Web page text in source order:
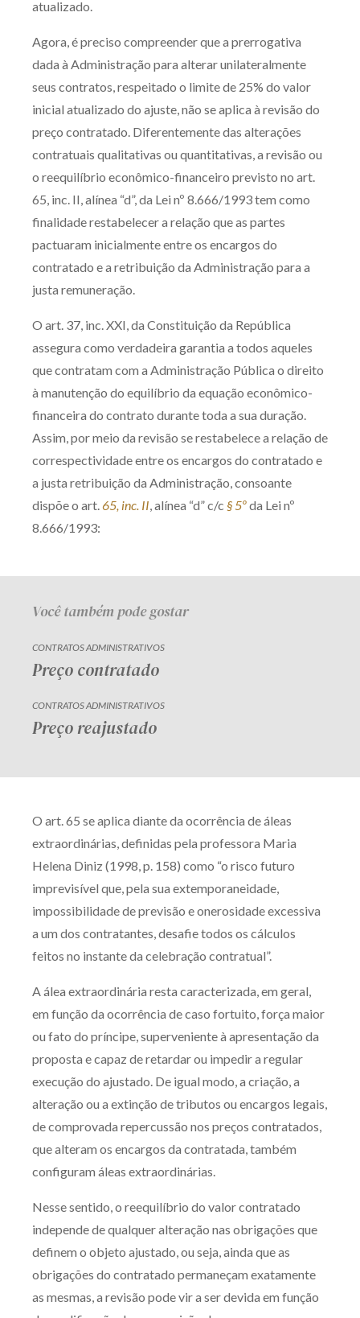
Whatsapp (41) 98881-6616
atualizado.
Agora, é preciso compreender que a prerrogativa
dada à Administração para alterar unilateralmente
seus contratos, respeitado o limite de 25% do valor
inicial atualizado do ajuste, não se aplica à revisão do
preço contratado. Diferentemente das alterações
contratuais qualitativas ou quantitativas, a revisão ou
o reequilíbrio econômico-financeiro previsto no art.
65, inc. II, alínea “d”, da Lei nº 8.666/1993 tem como
finalidade restabelecer a relação que as partes
pactuaram inicialmente entre os encargos do
contratado e a retribuição da Administração para a
justa remuneração.
O art. 37, inc. XXI, da Constituição da República
assegura como verdadeira garantia a todos aqueles
que contratam com a Administração Pública o direito
à manutenção do equilíbrio da equação econômico-
financeira do contrato durante toda a sua duração.
Assim, por meio da revisão se restabelece a relação de
correspectividade entre os encargos do contratado e
a justa retribuição da Administração, consoante
dispõe o art.65, inc. II, alínea “d” c/c § 5ºda Lei nº
8.666/1993:
Você também pode gostar
CONTRATOS ADMINISTRATIVOS
Preço contratado
CONTRATOS ADMINISTRATIVOS
Preço reajustado
O art. 65 se aplica diante da ocorrência de áleas
extraordinárias, definidas pela professora Maria
Helena Diniz (1998, p. 158) como “o risco futuro
imprevisível que, pela sua extemporaneidade,
impossibilidade de previsão e onerosidade excessiva
a um dos contratantes, desafie todos os cálculos
feitos no instante da celebração contratual”.
A álea extraordinária resta caracterizada, em geral,
em função da ocorrência de caso fortuito, força maior
ou fato do príncipe, superveniente à apresentação da
proposta e capaz de retardar ou impedir a regular
execução do ajustado. De igual modo, a criação, a
alteração ou a extinção de tributos ou encargos legais,
de comprovada repercussão nos preços contratados,
que alteram os encargos da contratada, também
configuram áleas extraordinárias.
Nesse sentido, o reequilíbrio do valor contratado
independe de qualquer alteração nas obrigações que
definem o objeto ajustado, ou seja, ainda que as
obrigações do contratado permaneçam exatamente
as mesmas, a revisão pode vir a ser devida em função